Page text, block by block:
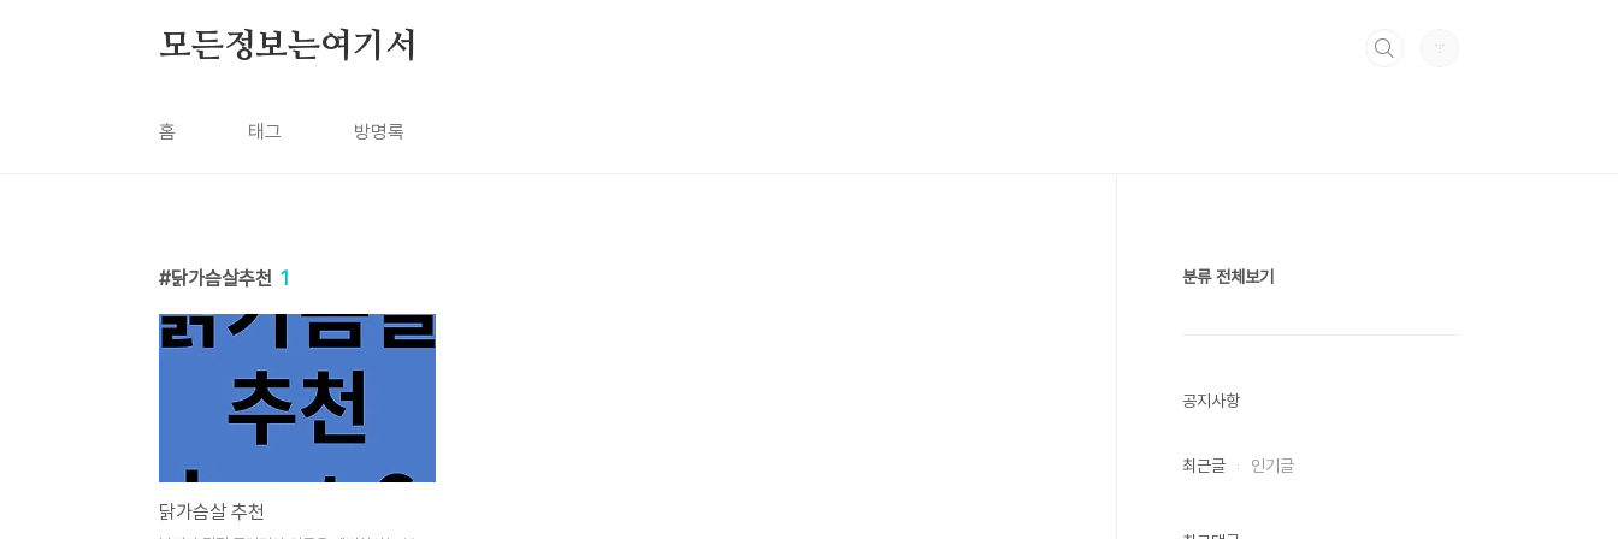
모든정보는여기서
홈 태그 방명록
닭가슴살추천 1
닭가슴살 추천
분류 전체보기
공지사항
최근글 인기글